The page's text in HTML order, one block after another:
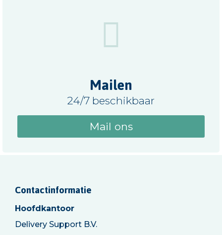
Mailen
24/7 beschikbaar
Mail ons
Contactinformatie
Hoofdkantoor
Delivery Support B.V.